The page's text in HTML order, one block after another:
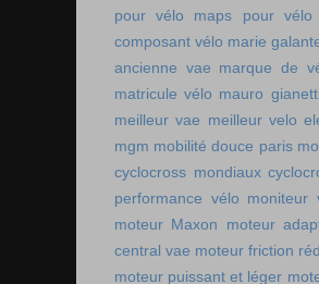
pour vélo
maps pour vélo
composant vélo marie
ancienne vae marque de
matricule vélo mauro gianetti
meilleur vae meilleur velo
mgm mobilité douce paris
cyclocross mondiaux
performance vélo moniteur
moteur Maxon
moteur
central vae moteur friction
moteur puissant et léger